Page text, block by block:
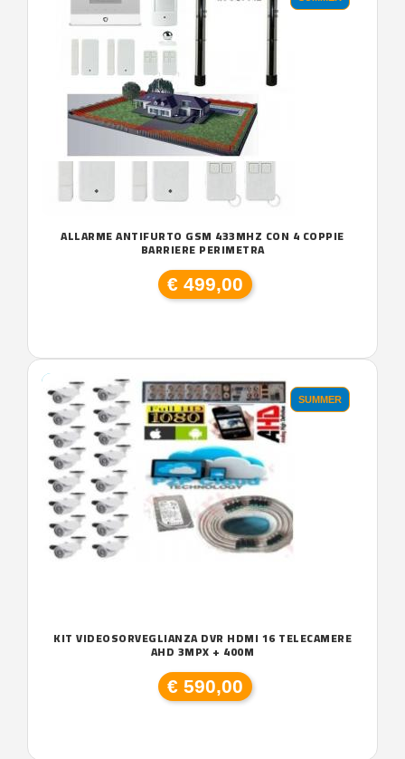
ALLARME ANTIFURTO GSM 433MHZ CON 4 COPPIE
BARRIERE PERIMETRA
€ 499,00
SUMMER
KIT VIDEOSORVEGLIANZA DVR HDMI 16 TELECAMERE
AHD 3MPX + 400M
€ 590,00